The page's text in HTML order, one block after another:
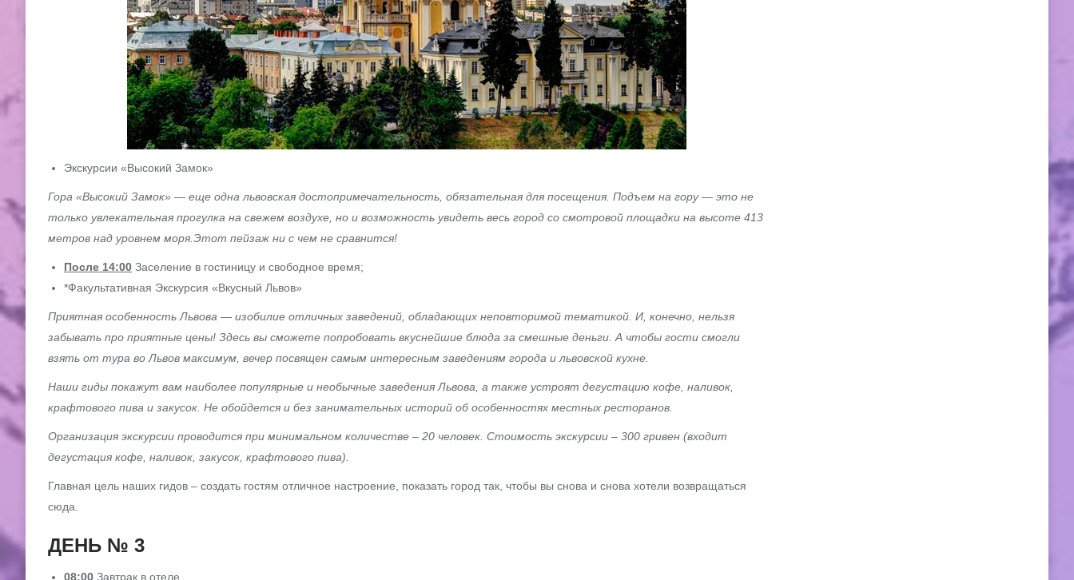
Экскурсии «Высокий Замок»
Гора «Высокий Замок» — еще одна львовская достопримечательность, обязательная для посещения. Подъем на гору — это не
только увлекательная прогулка на свежем воздухе, но и возможность увидеть весь город со смотровой площадки на высоте 413
метров над уровнем моря.Этот пейзаж ни с чем не сравнится!
После 14:00 Заселение в гостиницу и свободное время;
*Факультативная Экскурсия «Вкусный Львов»
Приятная особенность Львова — изобилие отличных заведений, обладающих неповторимой тематикой. И, конечно, нельзя
забывать про приятные цены! Здесь вы сможете попробовать вкуснейшие блюда за смешные деньги. А чтобы гости смогли
взять от тура во Львов максимум, вечер посвящен самым интересным заведениям города и львовской кухне.
Наши гиды покажут вам наиболее популярные и необычные заведения Львова, а также устроят дегустацию кофе, наливок,
крафтового пива и закусок. Не обойдется и без занимательных историй об особенностях местных ресторанов.
Организация экскурсии проводится при минимальном количестве – 20 человек. Стоимость экскурсии – 300 гривен (входит
дегустация кофе, наливок, закусок, крафтового пива).
Главная цель наших гидов – создать гостям отличное настроение, показать город так, чтобы вы снова и снова хотели возвращаться
сюда.
ДЕНЬ № 3
08:00 Завтрак в отеле